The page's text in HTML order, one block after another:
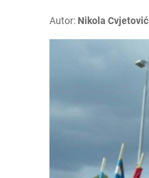
Autor: Nikola Cvjetović